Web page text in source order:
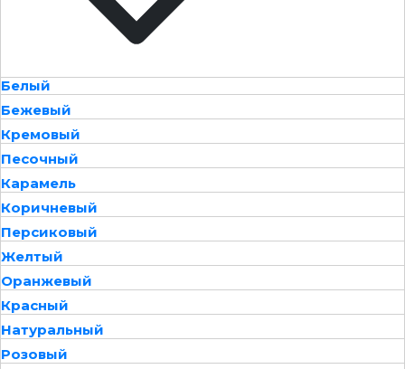
Белый
Бежевый
Кремовый
Песочный
Карамель
Коричневый
Персиковый
Желтый
Оранжевый
Красный
Натуральный
Розовый